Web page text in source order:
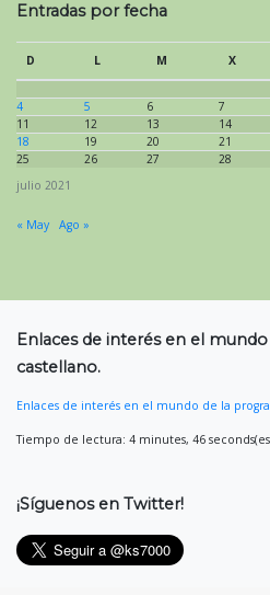
Entradas por fecha
julio 2021
D L M X
4
5 6 7
11
12 13 14
18
19 20 21
25
26 27 28
« May Ago »
Enlaces de interés en el
castellano.
Enlaces de interés en el mundo de la
Tiempo de lectura: 4 minutes, 46
¡Síguenos en Twitter!